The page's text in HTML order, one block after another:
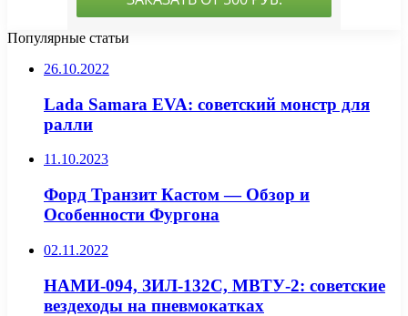
Популярные статьи
26.10.2022
Lada Samara EVA: советский монстр для
ралли
11.10.2023
Форд Транзит Кастом — Обзор и
Особенности Фургона
02.11.2022
НАМИ-094, ЗИЛ-132С, МВТУ-2: советские
вездеходы на пневмокатках